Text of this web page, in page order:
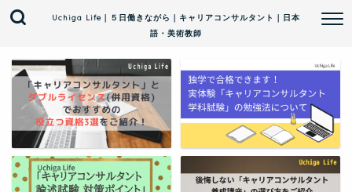
Uchiga Life｜５日働きながら｜キャリアコンサルタント｜日本
語・美術教師